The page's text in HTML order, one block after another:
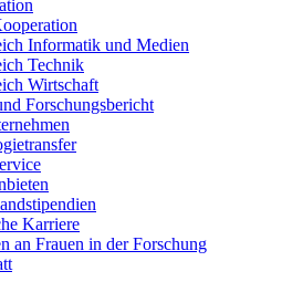
Informatik und Medien
Technik
Wirtschaft
Forschungsbericht
Karriere
an Frauen in der Forschung